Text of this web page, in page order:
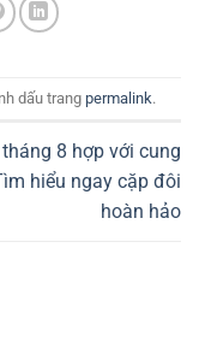
dấu trang permalink.
8 hợp với cung
hiểu ngay cặp đôi
hoàn hảo